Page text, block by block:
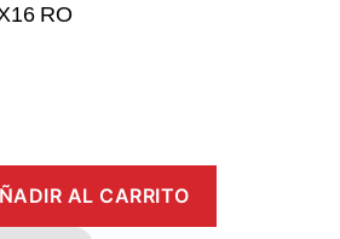
RO
AL CARRITO